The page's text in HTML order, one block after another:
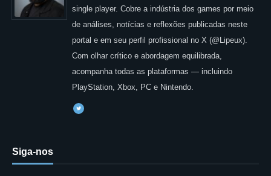
single player. Cobre a indústria dos games por meio
de análises, notícias e reflexões publicadas neste
portal e em seu perfil profissional no X (@Lipeux).
Com olhar crítico e abordagem equilibrada,
acompanha todas as plataformas — incluindo
PlayStation, Xbox, PC e Nintendo.
Siga-nos